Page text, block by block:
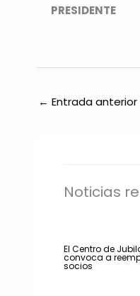
← Entrada anterior
Noticias
El Centro de
convoca a
socios